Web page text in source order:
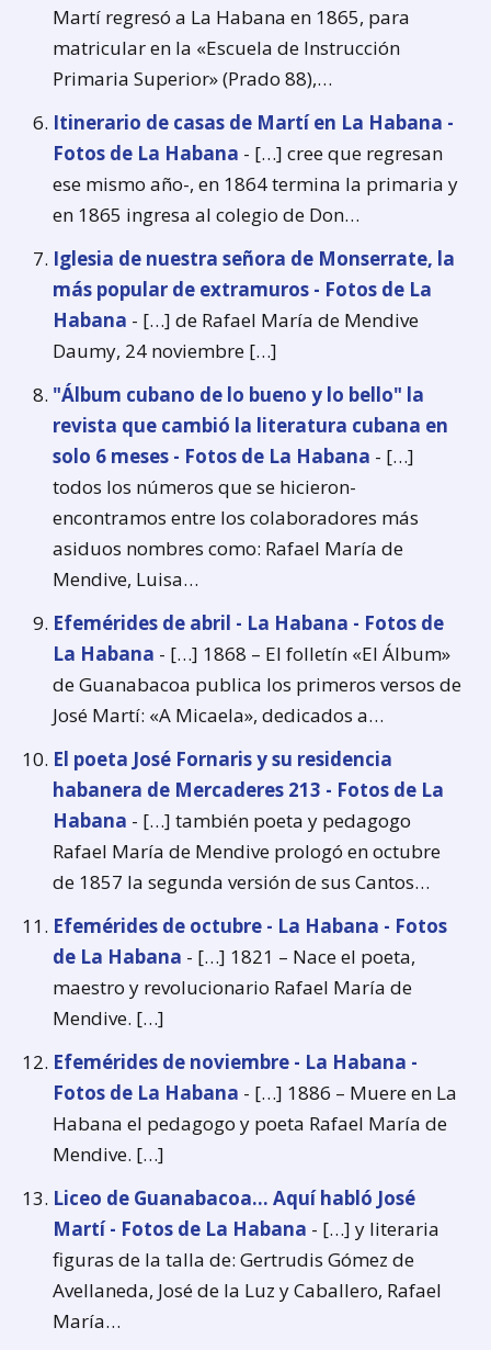
Martí regresó a La Habana en 1865, para
matricular en la «Escuela de Instrucción
Primaria Superior» (Prado 88),…
Itinerario de casas de Martí en La Habana -
Fotos de La Habana - […] cree que regresan
ese mismo año-, en 1864 termina la primaria y
en 1865 ingresa al colegio de Don…
Iglesia de nuestra señora de Monserrate, la
más popular de extramuros - Fotos de La
Habana - […] de Rafael María de Mendive
Daumy, 24 noviembre […]
"Álbum cubano de lo bueno y lo bello" la
revista que cambió la literatura cubana en
solo 6 meses - Fotos de La Habana - […]
todos los números que se hicieron-
encontramos entre los colaboradores más
asiduos nombres como: Rafael María de
Mendive, Luisa…
Efemérides de abril - La Habana - Fotos de
La Habana - […] 1868 – El folletín «El Álbum»
de Guanabacoa publica los primeros versos de
José Martí: «A Micaela», dedicados a…
El poeta José Fornaris y su residencia
habanera de Mercaderes 213 - Fotos de La
Habana - […] también poeta y pedagogo
Rafael María de Mendive prologó en octubre
de 1857 la segunda versión de sus Cantos…
Efemérides de octubre - La Habana - Fotos
de La Habana - […] 1821 – Nace el poeta,
maestro y revolucionario Rafael María de
Mendive. […]
Efemérides de noviembre - La Habana -
Fotos de La Habana - […] 1886 – Muere en La
Habana el pedagogo y poeta Rafael María de
Mendive. […]
Liceo de Guanabacoa... Aquí habló José
Martí - Fotos de La Habana - […] y literaria
figuras de la talla de: Gertrudis Gómez de
Avellaneda, José de la Luz y Caballero, Rafael
María…